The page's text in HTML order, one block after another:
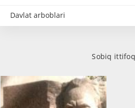
Davlat arboblari
Sobiq